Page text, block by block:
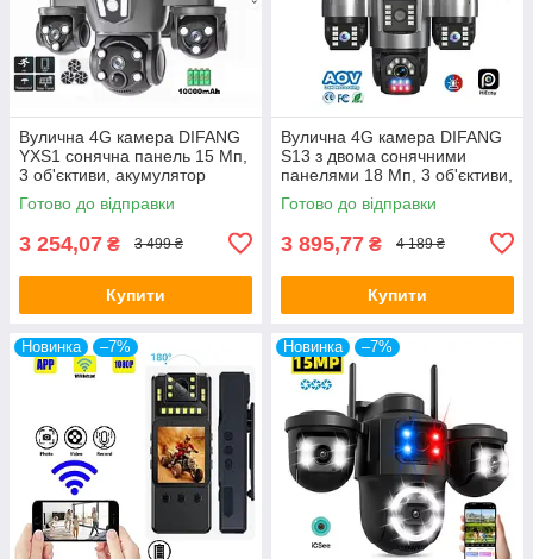
Вулична 4G камера DIFANG
YXS1 сонячна панель 15 Мп,
3 об'єктиви, акумулятор
10000 мА·год, PIR
Готово до відправки
3 254,07 ₴ 3 499 ₴
Купити
Вулична 4G камера DIFANG
S13 з двома сонячними
панелями 18 Мп, 3 об'єктиви,
акумулятор 18000 мА·год,
PIR
Готово до відправки
3 895,77 ₴ 4 189 ₴
Купити
Новинка –7% Новинка –7%